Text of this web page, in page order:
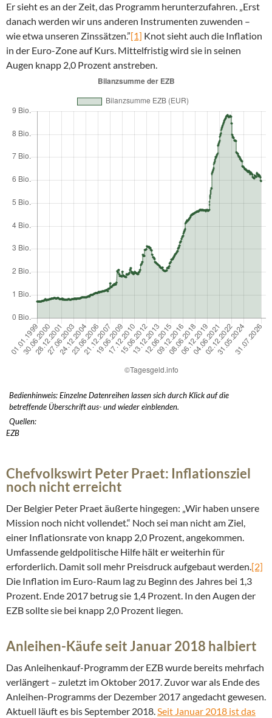
Er sieht es an der Zeit, das Programm herunterzufahren. „Erst
danach werden wir uns anderen Instrumenten zuwenden –
wie etwa unseren Zinssätzen.”[1] Knot sieht auch die Inflation
in der Euro-Zone auf Kurs. Mittelfristig wird sie in seinen
Augen knapp 2,0 Prozent anstreben.
Bedienhinweis: Einzelne Datenreihen lassen sich durch Klick auf die
betreffende Überschrift aus- und wieder einblenden.
Quellen:
EZB
Chefvolkswirt Peter Praet: Inflationsziel
noch nicht erreicht
Der Belgier Peter Praet äußerte hingegen: „Wir haben unsere
Mission noch nicht vollendet.“ Noch sei man nicht am Ziel,
einer Inflationsrate von knapp 2,0 Prozent, angekommen.
Umfassende geldpolitische Hilfe hält er weiterhin für
erforderlich. Damit soll mehr Preisdruck aufgebaut werden.[2]
Die Inflation im Euro-Raum lag zu Beginn des Jahres bei 1,3
Prozent. Ende 2017 betrug sie 1,4 Prozent. In den Augen der
EZB sollte sie bei knapp 2,0 Prozent liegen.
Anleihen-Käufe seit Januar 2018 halbiert
Das Anleihenkauf-Programm der EZB wurde bereits mehrfach
verlängert – zuletzt im Oktober 2017. Zuvor war als Ende des
Anleihen-Programms der Dezember 2017 angedacht gewesen.
Aktuell läuft es bis September 2018.Seit Januar 2018 ist das